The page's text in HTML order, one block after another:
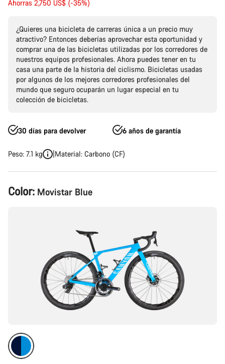
original
Ahorras 2,750 US$ (-35%)
¿Quieres una bicicleta de carreras única a un precio muy
atractivo? Entonces deberías aprovechar esta oportunidad y
comprar una de las bicicletas utilizadas por los corredores de
nuestros equipos profesionales. Ahora puedes tener en tu
casa una parte de la historia del ciclismo. Bicicletas usadas
por algunos de los mejores corredores profesionales del
mundo que seguro ocuparán un lugar especial en tu
colección de bicicletas.
30 días para devolver 6 años de garantía
Peso: 7.1 kg Material: Carbono (CF)
Configuración
del
Color: Movistar Blue